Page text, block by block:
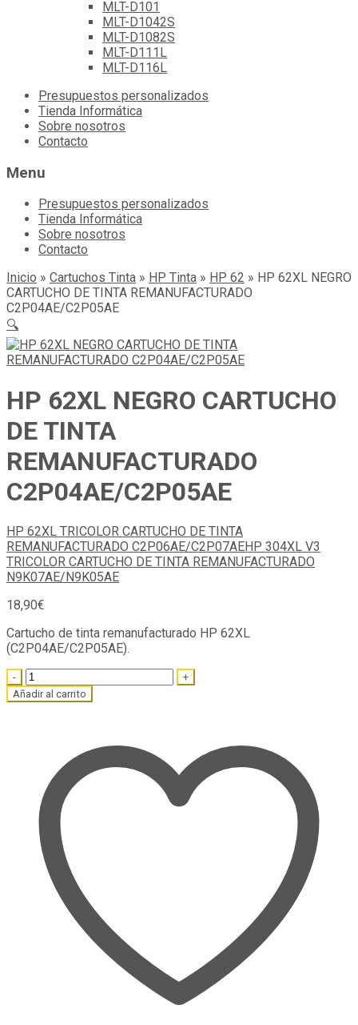
MLT-D101
MLT-D1042S
MLT-D1082S
MLT-D111L
MLT-D116L
Skip
content
Presupuestos personalizados
Tienda Informática
Sobre nosotros
Contacto
Menu
Presupuestos personalizados
Tienda Informática
Sobre nosotros
Contacto
Inicio » Cartuchos Tinta » HP Tinta » HP 62 » HP 62XL NEGRO
CARTUCHO DE TINTA REMANUFACTURADO
C2P04AE/C2P05AE
🔍
HP 62XL NEGRO CARTUCHO
DE TINTA
REMANUFACTURADO
C2P04AE/C2P05AE
HP 62XL TRICOLOR CARTUCHO DE TINTA
REMANUFACTURADO C2P06AE/C2P07AEHP 304XL V3
TRICOLOR CARTUCHO DE TINTA REMANUFACTURADO
N9K07AE/N9K05AE
18,90€
Cartucho de tinta remanufacturado HP 62XL
(C2P04AE/C2P05AE).
Quantity
Añadir al carrito